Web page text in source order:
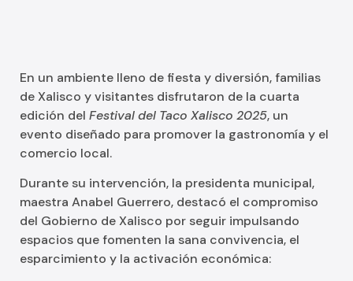
En un ambiente lleno de fiesta y diversión, familias
de Xalisco y visitantes disfrutaron de la cuarta
edición del Festival del Taco Xalisco 2025, un
evento diseñado para promover la gastronomía y el
comercio local.
Durante su intervención, la presidenta municipal,
maestra Anabel Guerrero, destacó el compromiso
del Gobierno de Xalisco por seguir impulsando
espacios que fomenten la sana convivencia, el
esparcimiento y la activación económica: